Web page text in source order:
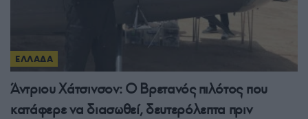
ΕΛΛΑΔΑ
Άντριου Χάτσινσον: Ο Βρετανός πιλότος που
κατάφερε να διασωθεί, δευτερόλεπτα πριν